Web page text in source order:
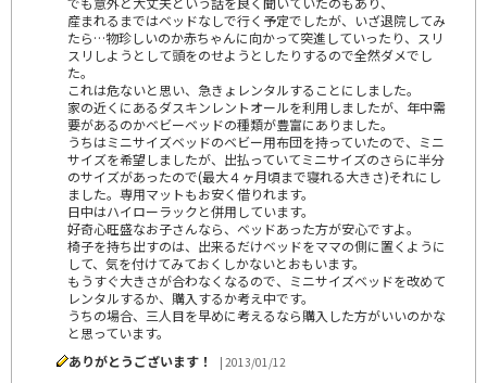
産まれるまではベッドなしで行く予定でしたが、いざ退院してみ
たら…物珍しいのか赤ちゃんに向かって突進していったり、スリ
スリしようとして頭をのせようとしたりするので全然ダメでし
た。
これは危ないと思い、急きょレンタルすることにしました。
家の近くにあるダスキンレントオールを利用しましたが、年中需
要があるのかベビーベッドの種類が豊富にありました。
うちはミニサイズベッドのベビー用布団を持っていたので、ミニ
サイズを希望しましたが、出払っていてミニサイズのさらに半分
のサイズがあったので(最大４ヶ月頃まで寝れる大きさ)それにし
ました。専用マットもお安く借りれます。
日中はハイローラックと併用しています。
好奇心旺盛なお子さんなら、ベッドあった方が安心ですよ。
椅子を持ち出すのは、出来るだけベッドをママの側に置くように
して、気を付けてみておくしかないとおもいます。
もうすぐ大きさが合わなくなるので、ミニサイズベッドを改めて
レンタルするか、購入するか考え中です。
うちの場合、三人目を早めに考えるなら購入した方がいいのかな
と思っています。
ありがとうございます！
| 2013/01/12